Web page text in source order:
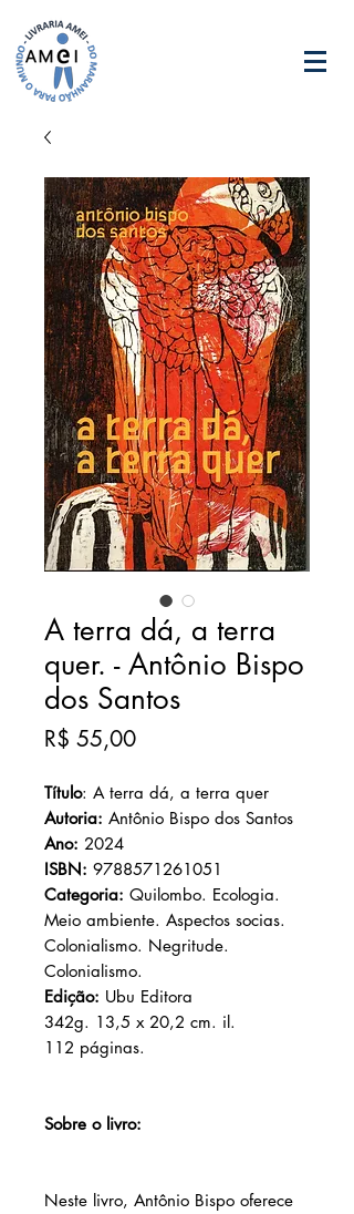
A terra dá, a terra
quer. - Antônio Bispo
dos Santos
R$ 55,00Preço
Título: A terra dá, a terra quer
Autoria: Antônio Bispo dos Santos
Ano: 2024
ISBN: 9788571261051
Categoria: Quilombo. Ecologia.
Meio ambiente. Aspectos socias.
Colonialismo. Negritude.
Colonialismo.
Edição: Ubu Editora
342g. 13,5 x 20,2 cm. il.
112 páginas.
Sobre o livro:
Neste livro, Antônio Bispo oferece